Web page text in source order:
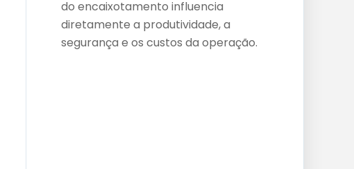
do encaixotamento influencia
diretamente a produtividade, a
segurança e os custos da operação.